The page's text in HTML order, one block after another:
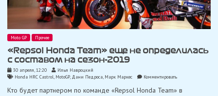
Moto GP Прочее
«Repsol Honda Team» еще не определилась
с составом на сезон-2019
30 апреля, 12:20
Илья Навроцкий
Honda HRC Castrol, MotoGP, Дани Педроса, Марк Маркес Комментироватьon
Honda
Кто будет партнером по команде «Repsol Honda Team» в